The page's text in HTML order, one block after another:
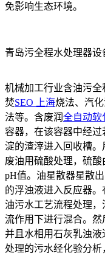
免影响生态环境。
青岛污全程水处理器设
机械加工行业含油污全
焚SEO 上海烧法、汽
法等。含废润全自动软
容器，在该容器中经
淀的渣滓进入回收槽
废油用硫酸处理，硫
pH值。油星散器星散
的浮浊液进入反应器
油污水工艺流程处理
流作用下进行混合。然
并且水相用石灰乳浊
处理的污水经化验分